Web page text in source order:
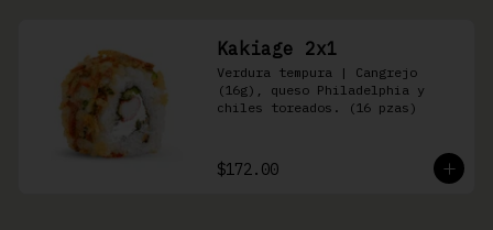
Kakiage 2x1
Verdura tempura | Cangrejo
(16g), queso Philadelphia y
chiles toreados. (16 pzas)
$172.00